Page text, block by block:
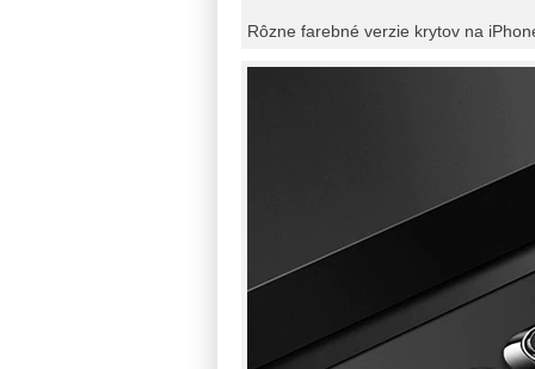
Rôzne farebné verzie krytov na